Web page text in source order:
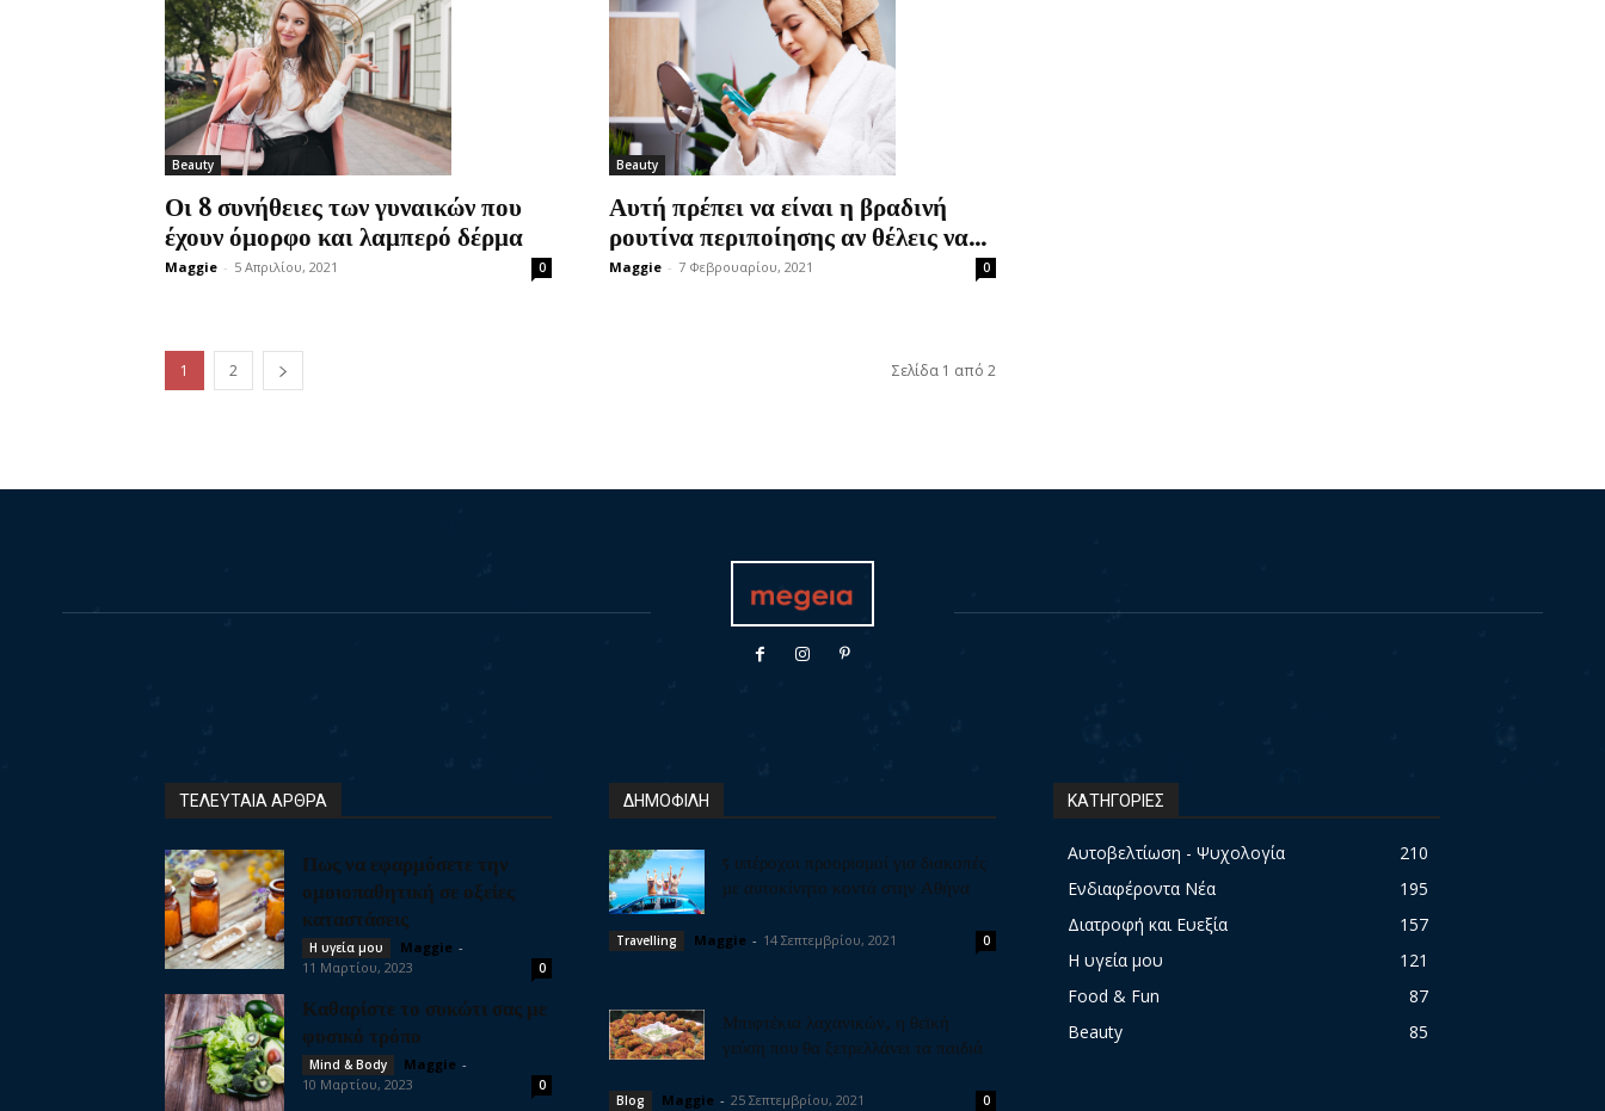
Beauty
Οι 8 συνήθειες των γυναικών που
έχουν όμορφο και λαμπερό δέρμα
Maggie - 5 Απριλίου, 2021 0
Beauty
Αυτή πρέπει να είναι η βραδινή
ρουτίνα περιποίησης αν θέλεις να...
Maggie - 7 Φεβρουαρίου, 2021 0
1 2 Σελίδα 1 από 2
ΤΕΛΕΥΤΑΙΑ ΑΡΘΡΑ
Πως να εφαρμόσετε την
ομοιοπαθητική σε οξείες
καταστάσεις
Η υγεία μου Maggie -
11 Μαρτίου, 2023
0
Καθαρίστε το συκώτι σας με
φυσικό τρόπο
Mind & Body Maggie -
10 Μαρτίου, 2023
0
ΔΗΜΟΦΙΛΗ
5 υπέροχοι προορισμοί για διακοπές
με αυτοκίνητο κοντά στην Αθήνα
Travelling Maggie - 14 Σεπτεμβρίου, 2021 0
Μπιφτέκια λαχανικών, η θεϊκή
γεύση που θα ξετρελλάνει τα παιδιά
Blog Maggie - 25 Σεπτεμβρίου, 2021 0
ΚΑΤΗΓΟΡΙΕΣ
Αυτοβελτίωση - Ψυχολογία
210
Ενδιαφέροντα Νέα
195
Διατροφή και Ευεξία
157
Η υγεία μου
121
Food & Fun
87
Beauty
85